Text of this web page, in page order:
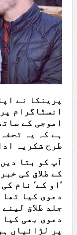
پرینکا نے
انسٹاگرام
اموجی کے
ہے کہ یہ
طرح شکریہ
آپ کو بتا
کے طلاق کی
’او کے‘ نام
دعوی کیا
جلد طلاق
دعوی بھی
پر لڑائیاں